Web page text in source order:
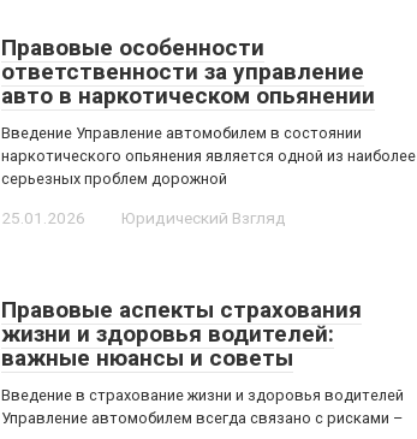
Правовые особенности
ответственности за управление
авто в наркотическом опьянении
Введение Управление автомобилем в состоянии
наркотического опьянения является одной из наиболее
серьезных проблем дорожной
25.01.2026 Юридический Взгляд
Правовые аспекты страхования
жизни и здоровья водителей:
важные нюансы и советы
Введение в страхование жизни и здоровья водителей
Управление автомобилем всегда связано с рисками –